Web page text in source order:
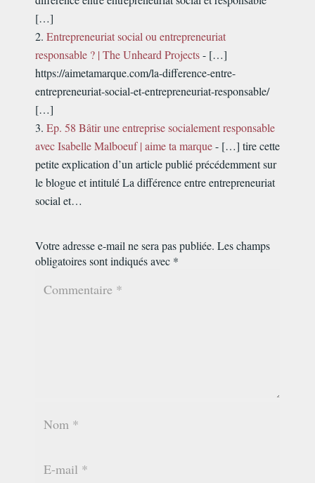
[…]
Entrepreneuriat social ou entrepreneuriat
responsable ? | The Unheard Projects- […]
https://aimetamarque.com/la-difference-entre-
entrepreneuriat-social-et-entrepreneuriat-responsable/
[…]
Ep. 58 Bâtir une entreprise socialement responsable
avec Isabelle Malboeuf | aime ta marque- […] tire cette
petite explication d’un article publié précédemment sur
le blogue et intitulé La différence entre entrepreneuriat
social et…
Votre adresse e-mail ne sera pas publiée. Les champs
obligatoires sont indiqués avec *